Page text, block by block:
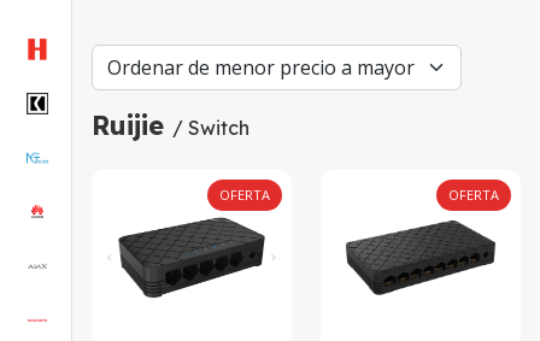
Ruijie / Switch
OFERTA OFERTA